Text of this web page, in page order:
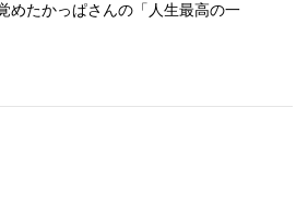
めたかっぱさんの「人生最高の一